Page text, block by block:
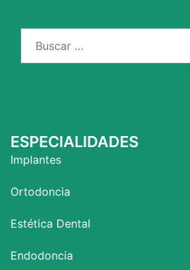
ESPECIALIDADES
Implantes
Ortodoncia
Estética Dental
Endodoncia